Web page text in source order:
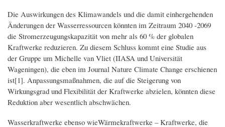
Die Auswirkungen des Klimawandels und die damit einhergehenden
Änderungen der Wasserressourcen könnten im Zeitraum 2040 -2069
die Stromerzeugungskapazität von mehr als 60 % der globalen
Kraftwerke reduzieren. Zu diesem Schluss kommt eine Studie aus
der Gruppe um Michelle van Vliet (IIASA und Universität
Wageningen), die eben im Journal Nature Climate Change erschienen
ist[1]. Anpassungsmaßnahmen, die auf die Steigerung von
Wirkungsgrad und Flexibilität der Kraftwerke abzielen, könnten diese
Reduktion aber wesentlich abschwächen.
Wasserkraftwerke ebenso wieWärmekraftwerke – Kraftwerke, die